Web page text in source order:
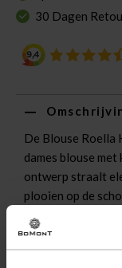
30 Dagen
De Blouse Roella
dames blouse
ontwerp straalt
plooien op de
elke gelegenheid